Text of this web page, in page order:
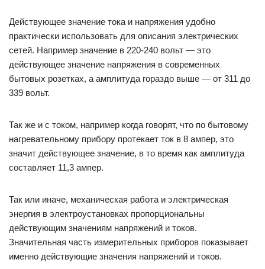
Действующее значение тока и напряжения удобно
практически использовать для описания электрических
сетей. Например значение в 220-240 вольт — это
действующее значение напряжения в современных
бытовых розетках, а амплитуда гораздо выше — от 311 до
339 вольт.
Так же и с током, например когда говорят, что по бытовому
нагревательному прибору протекает ток в 8 ампер, это
значит действующее значение, в то время как амплитуда
составляет 11,3 ампер.
Так или иначе, механическая работа и электрическая
энергия в электроустановках пропорциональны
действующим значениям напряжений и токов.
Значительная часть измерительных приборов показывает
именно действующие значения напряжений и токов.